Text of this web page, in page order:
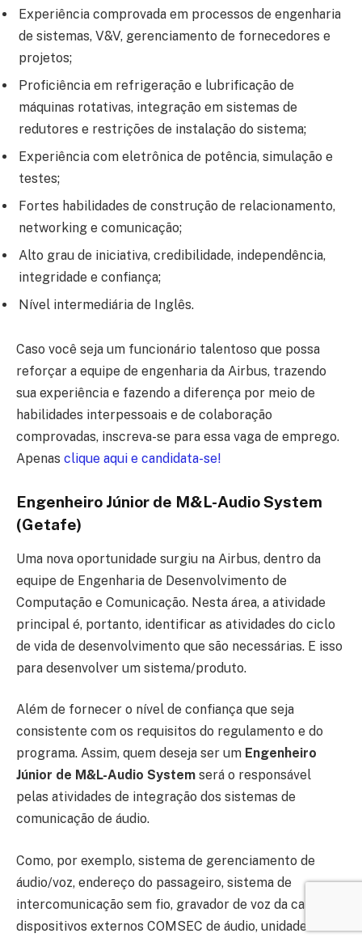
Experiência comprovada em processos de engenharia
de sistemas, V&V, gerenciamento de fornecedores e
projetos;
Proficiência em refrigeração e lubrificação de
máquinas rotativas, integração em sistemas de
redutores e restrições de instalação do sistema;
Experiência com eletrônica de potência, simulação e
testes;
Fortes habilidades de construção de relacionamento,
networking e comunicação;
Alto grau de iniciativa, credibilidade, independência,
integridade e confiança;
Nível intermediária de Inglês.
Caso você seja um funcionário talentoso que possa
reforçar a equipe de engenharia da Airbus, trazendo
sua experiência e fazendo a diferença por meio de
habilidades interpessoais e de colaboração
comprovadas, inscreva-se para essa vaga de emprego.
Apenas clique aqui e candidata-se!
Engenheiro Júnior de M&L-Audio System
(Getafe)
Uma nova oportunidade surgiu na Airbus, dentro da
equipe de Engenharia de Desenvolvimento de
Computação e Comunicação. Nesta área, a atividade
principal é, portanto, identificar as atividades do ciclo
de vida de desenvolvimento que são necessárias. E isso
para desenvolver um sistema/produto.
Além de fornecer o nível de confiança que seja
consistente com os requisitos do regulamento e do
programa. Assim, quem deseja ser um Engenheiro
Júnior de M&L-Audio System será o responsável
pelas atividades de integração dos sistemas de
comunicação de áudio.
Como, por exemplo, sistema de gerenciamento de
áudio/voz, endereço do passageiro, sistema de
intercomunicação sem fio, gravador de voz da cabine,
dispositivos externos COMSEC de áudio, unidade de